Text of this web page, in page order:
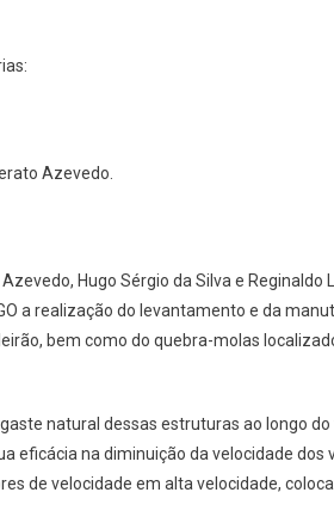
Azevedo.
Hugo Sérgio da Silva e Reginaldo
a realização do levantamento e da
bem como do quebra-molas
natural dessas estruturas ao longo
eficácia na diminuição da velocidade dos
de velocidade em alta velocidade,